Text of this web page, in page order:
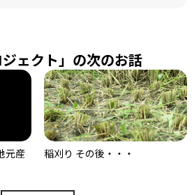
ジェクト」の次のお話
元産
稲刈り その後・・・